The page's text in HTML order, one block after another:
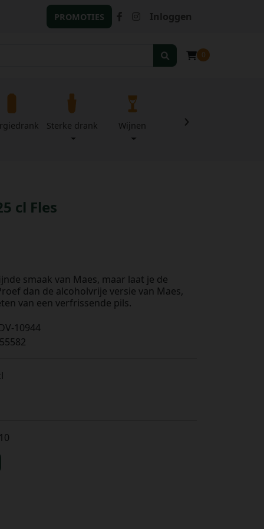
PROMOTIES Inloggen
0
Sterke drank Wijnen Zuivel
›
cl Fles
smaak van Maes, maar laat je de
dan de alcoholvrije versie van Maes,
van een verfrissende pils.
10944